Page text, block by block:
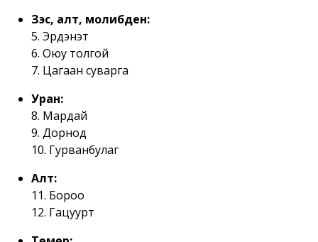
Зэс, алт, молибден:
5. Эрдэнэт
6. Оюу толгой
7. Цагаан суварга
Уран:
8. Мардай
9. Дорнод
10. Гурванбулаг
Алт:
11. Бороо
12. Гацуурт